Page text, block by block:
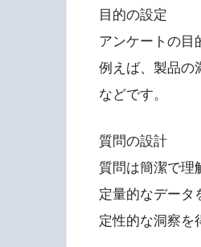
目的の設定
アンケートの目
例えば、製品の
などです。
質問の設計
質問は簡潔で理
定量的なデータ
定性的な洞察を